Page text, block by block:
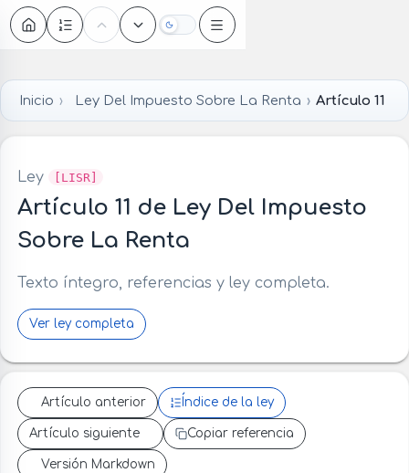
Oscuro
Inicio Ley Del Impuesto Sobre La Renta Artículo 11
Ley [LISR]
Artículo 11 de Ley Del Impuesto
Sobre La Renta
Texto íntegro, referencias y ley completa.
Ver ley completa
Artículo anterior Índice de la ley
Artículo siguiente Copiar referencia
Versión Markdown